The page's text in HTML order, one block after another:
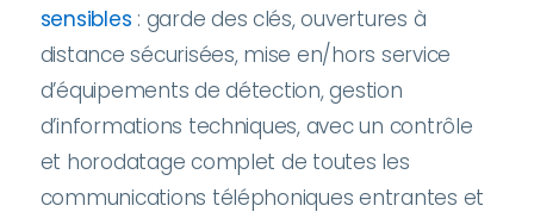
sensibles : garde des clés, ouvertures à
distance sécurisées, mise en/hors service
d’équipements de détection, gestion
d’informations techniques, avec un contrôle
et horodatage complet de toutes les
communications téléphoniques entrantes et